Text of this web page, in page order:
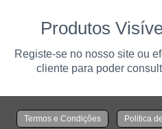
Produtos
Registe-se no nosso site ou
cliente para poder
Termos e Condições Politica